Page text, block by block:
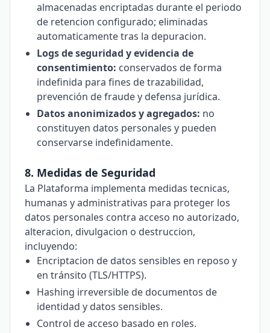
almacenadas encriptadas durante el periodo
de retencion configurado; eliminadas
automaticamente tras la depuracion.
Logs de seguridad y evidencia de
consentimiento: conservados de forma
indefinida para fines de trazabilidad,
prevención de fraude y defensa jurídica.
Datos anonimizados y agregados: no
constituyen datos personales y pueden
conservarse indefinidamente.
8. Medidas de Seguridad
La Plataforma implementa medidas tecnicas,
humanas y administrativas para proteger los
datos personales contra acceso no autorizado,
alteracion, divulgacion o destruccion,
incluyendo:
Encriptacion de datos sensibles en reposo y
en tránsito (TLS/HTTPS).
Hashing irreversible de documentos de
identidad y datos sensibles.
Control de acceso basado en roles.